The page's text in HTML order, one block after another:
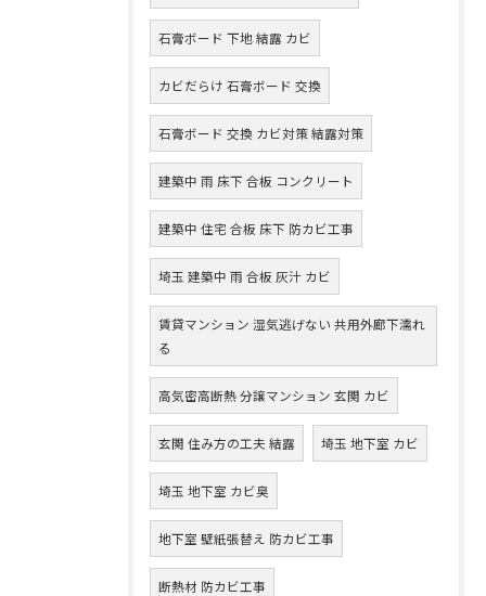
石膏ボード 下地 結露 カビ
カビだらけ 石膏ボード 交換
石膏ボード 交換 カビ対策 結露対策
建築中 雨 床下 合板 コンクリート
建築中 住宅 合板 床下 防カビ工事
埼玉 建築中 雨 合板 灰汁 カビ
賃貸マンション 湿気逃げない 共用外廊下濡れ
る
高気密高断熱 分譲マンション 玄関 カビ
玄関 住み方の工夫 結露 埼玉 地下室 カビ
埼玉 地下室 カビ臭
地下室 壁紙張替え 防カビ工事
断熱材 防カビ工事